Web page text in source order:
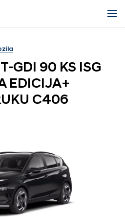
GDI 90 KS ISG
EDICIJA+
C406